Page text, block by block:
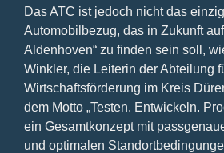
Das ATC ist jedoch nicht das
Automobilbezug, das in Zukunft
Aldenhoven“ zu finden sein soll,
Winkler, die Leiterin der Abteilung
Wirtschaftsförderung im Kreis
dem Motto „Testen. Entwickeln.
ein Gesamtkonzept mit
und optimalen